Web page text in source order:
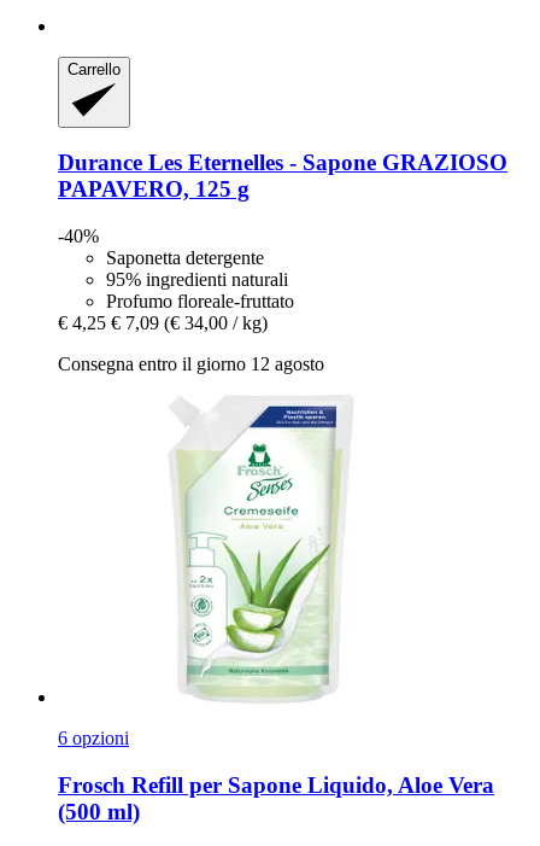
Carrello
Durance Les Eternelles -​ Sapone GRAZIOSO
PAPAVERO, 125 g
-40%
Saponetta detergente
95% ingredienti naturali
Profumo floreale-fruttato
€ 4,25 € 7,09 (€ 34,00 / kg)
Consegna entro il giorno 12 agosto
6 opzioni
Frosch Refill per Sapone Liquido, Aloe Vera
(500 ml)